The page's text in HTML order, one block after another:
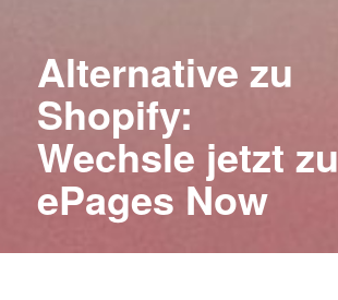
Alternative zu
Shopify:
Wechsle jetzt zu
ePages Now